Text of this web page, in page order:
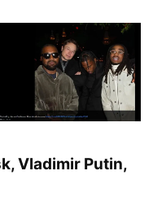
Vladimir Putin,